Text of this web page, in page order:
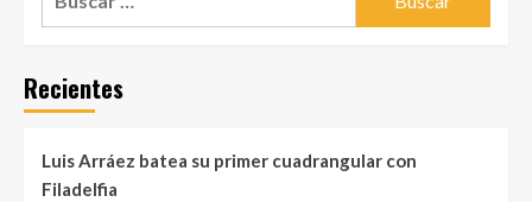
Recientes
Luis Arráez batea su primer cuadrangular con
Filadelfia